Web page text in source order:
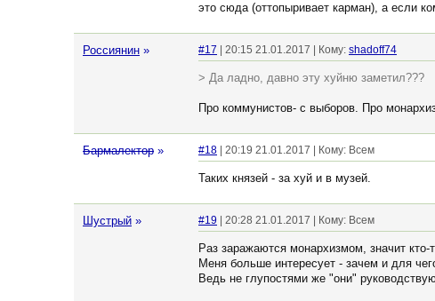
это сюда (оттопыривает карман), а если
Россиянин » #17 | 20:15 21.01.2017 | Кому: shadoff74
> Да ладно, давно эту хуйню заметил???
Про коммунистов- с выборов. Про
Бармалектор » #18 | 20:19 21.01.2017 | Кому: Всем
Таких князей - за хуй и в музей.
Шустрый » #19 | 20:28 21.01.2017 | Кому: Всем
Раз заражаются монархизмом, значит
Меня больше интересует - зачем и для
Ведь не глупостями же "они"